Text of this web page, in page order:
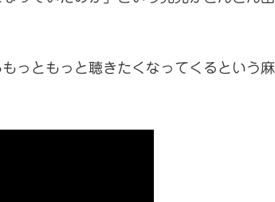
っともっと聴きたくなってくるという麻